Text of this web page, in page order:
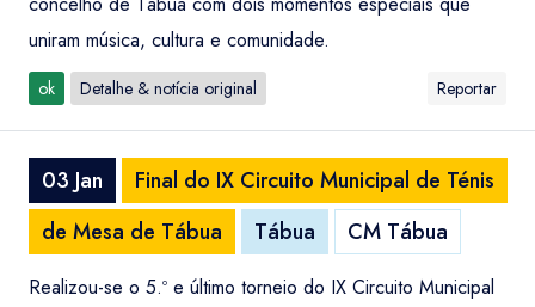
uniram música, cultura e comunidade.
ok Detalhe & notícia original Reportar
03 Jan
Final do IX Circuito Municipal de Ténis
de Mesa de Tábua
Tábua CM Tábua
Realizou-se o 5.º e último torneio do IX Circuito Municipal